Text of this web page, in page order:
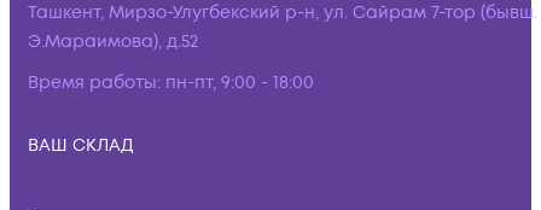
Ташкент, Мирзо-Улугбекский р-н, ул. Сайрам 7-тор (бывш.
Э.Мараимова), д.52
Время работы: пн-пт, 9:00 - 18:00
ВАШ СКЛАД